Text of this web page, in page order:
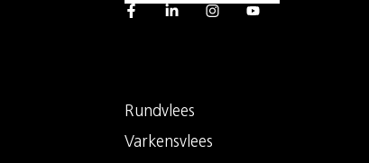
Rundvlees
Varkensvlees